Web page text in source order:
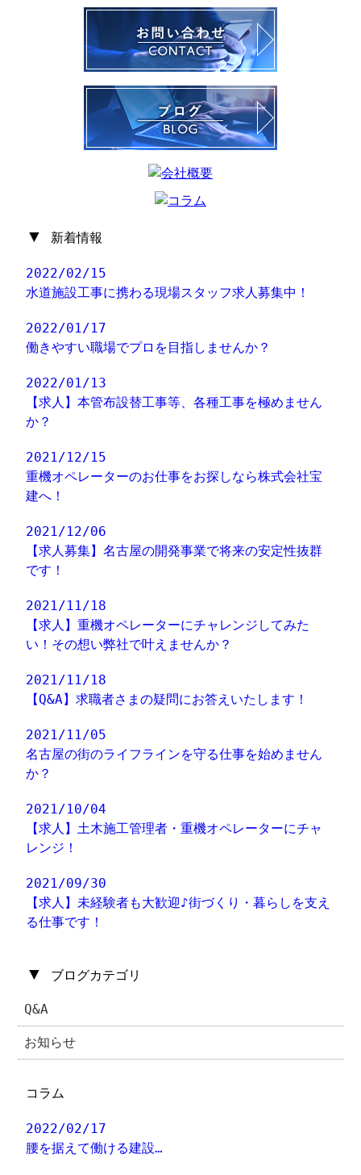
▼ 新着情報
2022/02/15
水道施設工事に携わる現場スタッフ求人募集中！
2022/01/17
働きやすい職場でプロを目指しませんか？
2022/01/13
【求人】本管布設替工事等、各種工事を極めません
か？
2021/12/15
重機オペレーターのお仕事をお探しなら株式会社宝
建へ！
2021/12/06
【求人募集】名古屋の開発事業で将来の安定性抜群
です！
2021/11/18
【求人】重機オペレーターにチャレンジしてみた
い！その想い弊社で叶えませんか？
2021/11/18
【Q&A】求職者さまの疑問にお答えいたします！
2021/11/05
名古屋の街のライフラインを守る仕事を始めません
か？
2021/10/04
【求人】土木施工管理者・重機オペレーターにチャ
レンジ！
2021/09/30
【求人】未経験者も大歓迎♪街づくり・暮らしを支え
る仕事です！
▼ ブログカテゴリ
Q&A
お知らせ
コラム
2022/02/17
腰を据えて働ける建設…